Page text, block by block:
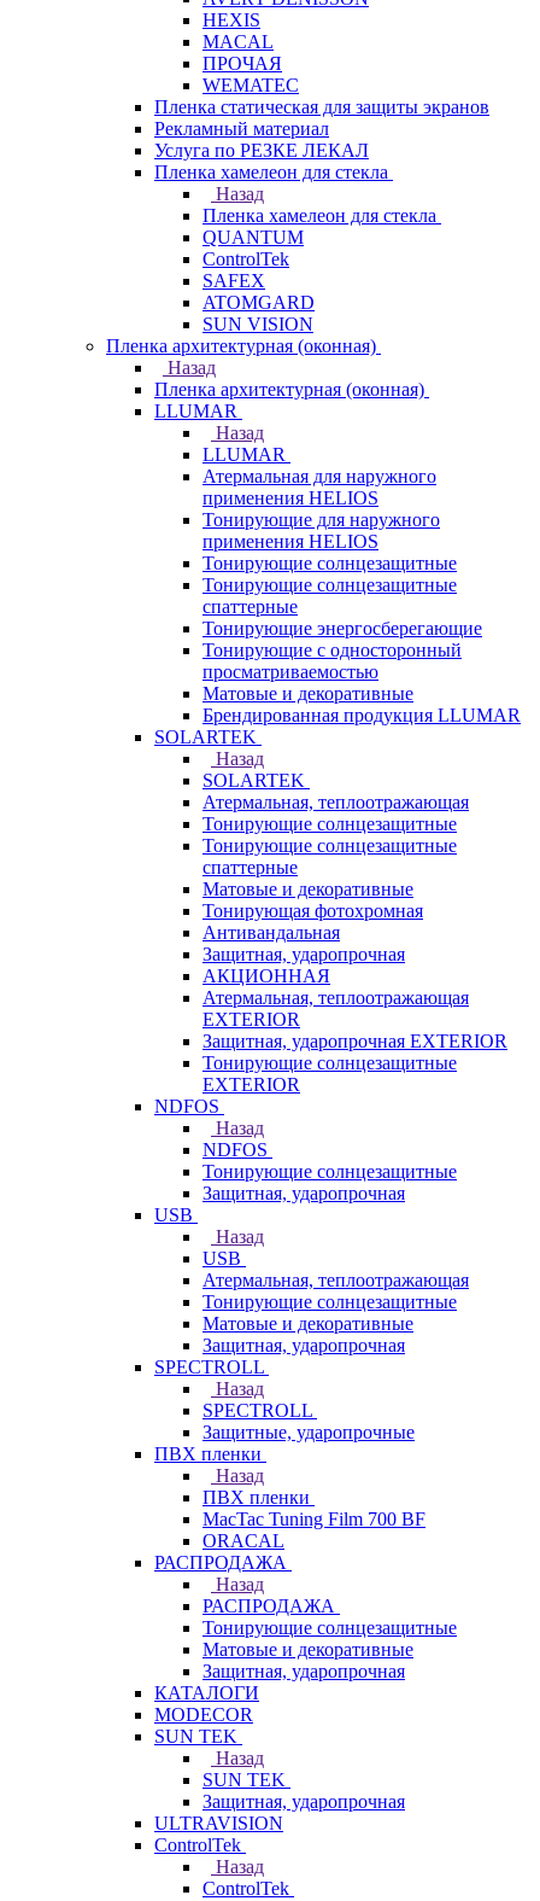
HEXIS
MACAL
ПРОЧАЯ
WEMATEC
Пленка статическая для защиты экранов
Рекламный материал
Услуга по РЕЗКЕ ЛЕКАЛ
Пленка хамелеон для стекла
Назад
Пленка хамелеон для стекла
QUANTUM
ControlTek
SAFEX
ATOMGARD
SUN VISION
Пленка архитектурная (оконная)
Назад
Пленка архитектурная (оконная)
LLUMAR
Назад
LLUMAR
Атермальная для наружного
применения HELIOS
Тонирующие для наружного
применения HELIOS
Тонирующие солнцезащитные
Тонирующие солнцезащитные
спаттерные
Тонирующие энергосберегающие
Тонирующие с односторонный
просматриваемостью
Матовые и декоративные
Брендированная продукция LLUMAR
SOLARTEK
Назад
SOLARTEK
Атермальная, теплоотражающая
Тонирующие солнцезащитные
Тонирующие солнцезащитные
спаттерные
Матовые и декоративные
Тонирующая фотохромная
Антивандальная
Защитная, ударопрочная
АКЦИОННАЯ
Атермальная, теплоотражающая
EXTERIOR
Защитная, ударопрочная EXTERIOR
Тонирующие солнцезащитные
EXTERIOR
NDFOS
Назад
NDFOS
Тонирующие солнцезащитные
Защитная, ударопрочная
USB
Назад
USB
Атермальная, теплоотражающая
Тонирующие солнцезащитные
Матовые и декоративные
Защитная, ударопрочная
SPECTROLL
Назад
SPECTROLL
Защитные, ударопрочные
ПВХ пленки
Назад
ПВХ пленки
MacTac Tuning Film 700 BF
ORACAL
РАСПРОДАЖА
Назад
РАСПРОДАЖА
Тонирующие солнцезащитные
Матовые и декоративные
Защитная, ударопрочная
КАТАЛОГИ
MODECOR
SUN TEK
Назад
SUN TEK
Защитная, ударопрочная
ULTRAVISION
ControlTek
Назад
ControlTek